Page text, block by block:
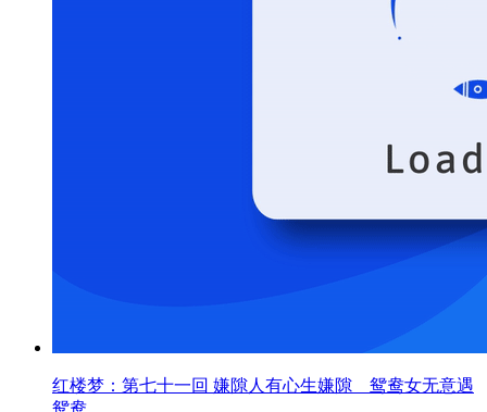
红楼梦：第七十一回 嫌隙人有心生嫌隙 鸳鸯女无意遇
鸳鸯